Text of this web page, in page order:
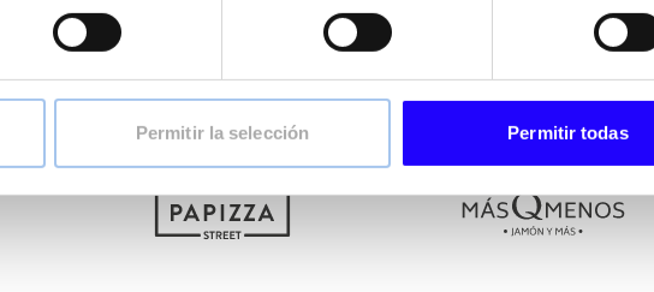
Permitir la selección Permitir todas
nuestros establecimientos a diario.